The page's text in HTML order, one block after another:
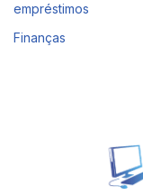
empréstimos
Finanças